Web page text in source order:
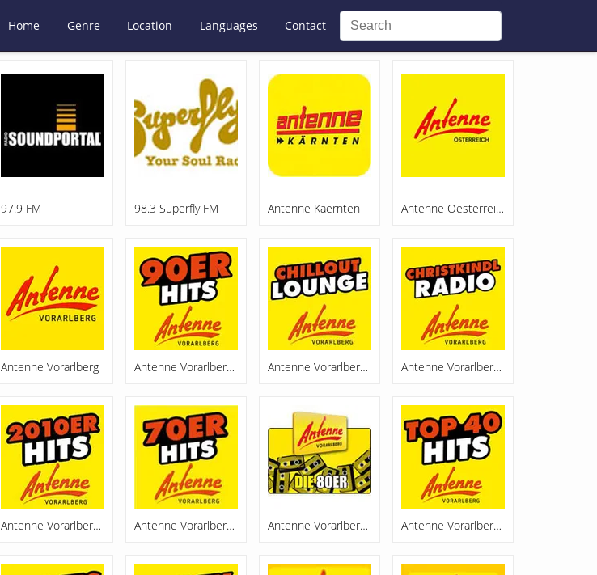
Home Genre Location Languages Contact
97.9 FM
98.3 Superfly FM Antenne Kaernten Antenne Oesterreich
Antenne Vorarlberg Antenne Vorarlberg 90er Hits Antenne Vorarlberg Chillout Antenne Vorarlberg Christkindl Radio
Antenne Vorarlberg Die 2010er Antenne Vorarlberg Die 70er Antenne Vorarlberg Die 80er Antenne Vorarlberg Hits